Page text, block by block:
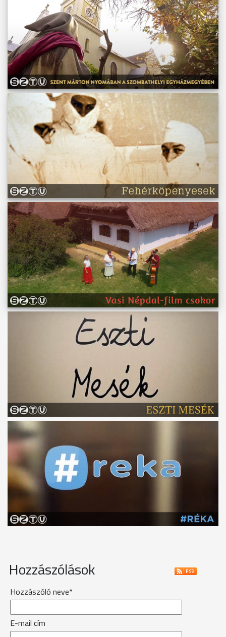
Hozzászólások
Hozzászóló neve*
E-mail cím